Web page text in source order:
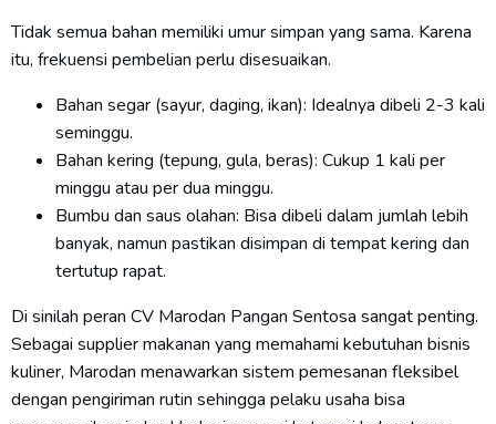
Tidak semua bahan memiliki umur simpan yang sama. Karena
itu, frekuensi pembelian perlu disesuaikan.
Bahan segar (sayur, daging, ikan): Idealnya dibeli 2-3 kali
seminggu.
Bahan kering (tepung, gula, beras): Cukup 1 kali per
minggu atau per dua minggu.
Bumbu dan saus olahan: Bisa dibeli dalam jumlah lebih
banyak, namun pastikan disimpan di tempat kering dan
tertutup rapat.
Di sinilah peran CV Marodan Pangan Sentosa sangat penting.
Sebagai supplier makanan yang memahami kebutuhan bisnis
kuliner, Marodan menawarkan sistem pemesanan fleksibel
dengan pengiriman rutin sehingga pelaku usaha bisa